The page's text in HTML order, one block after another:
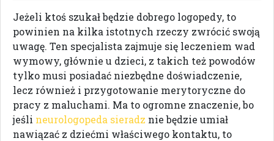
Jeżeli ktoś szukał będzie dobrego logopedy, to
powinien na kilka istotnych rzeczy zwrócić swoją
uwagę. Ten specjalista zajmuje się leczeniem wad
wymowy, głównie u dzieci, z takich też powodów
tylko musi posiadać niezbędne doświadczenie,
lecz również i przygotowanie merytoryczne do
pracy z maluchami. Ma to ogromne znaczenie, bo
jeśli neurologopeda sieradz nie będzie umiał
nawiązać z dziećmi właściwego kontaktu, to